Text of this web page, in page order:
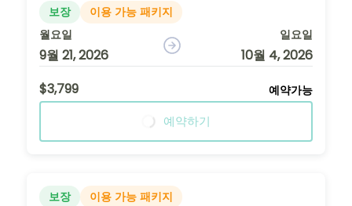
보장
이용 가능 패키지
월요일
9월 21, 2026
일요일
10월 4, 2026
$3,799
예약가능
예약하기
보장
이용 가능 패키지